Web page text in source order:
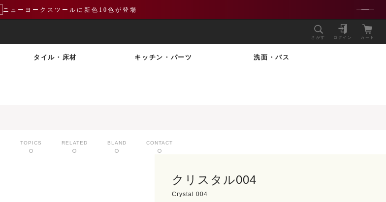
ニューヨークスツールに新色10色が登場
さがす ログイン カート
タイル・床材 キッチン・パーツ 洗面・バス
TOPICS RELATED BLAND CONTACT
クリスタル004
Crystal 004